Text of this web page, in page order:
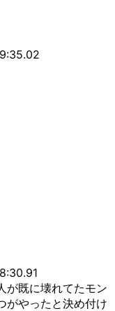
が既に壊れてたモン
がやったと決め付け